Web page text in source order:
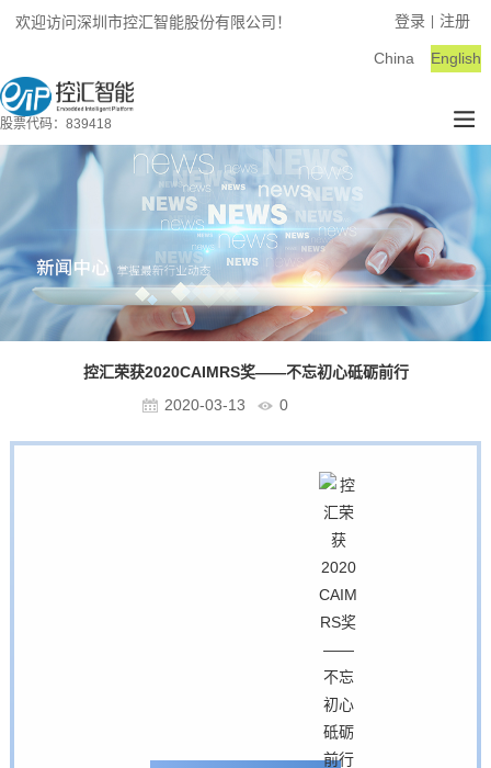
欢迎访问深圳市控汇智能股份有限公司！ 登录 注册
English
China
股票代码：839418
控汇荣获2020CAIMRS奖——不忘初心砥砺前行
2020-03-13
0